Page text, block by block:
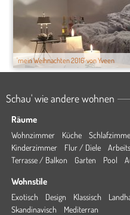
'mein Weihnachten 2016' von Yveen
Schau' wie andere wohnen
Räume
Wohnzimmer Küche
Kinderzimmer
Flur / Diele
Terrasse / Balkon
Garten Pool
Wohnstile
Exotisch Design Klassisch
Skandinavisch
Mediterran